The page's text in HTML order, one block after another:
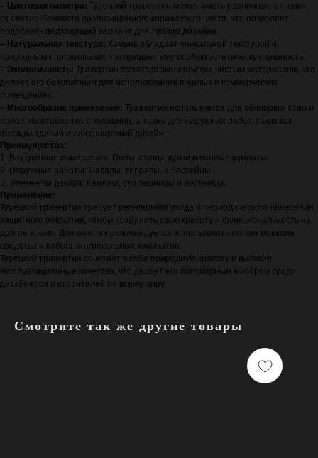
– Цветовая палитра: Турецкий травертин может иметь различные оттенки,
от светло-бежевого до насыщенного коричневого цвета, что позволяет
подобрать подходящий вариант для любого дизайна.
– Натуральная текстура: Камень обладает уникальной текстурой и
природными прожилками, что придает ему особую эстетическую ценность.
– Экологичность: Травертин является экологически чистым материалом, что
делает его безопасным для использования в жилых и коммерческих
помещениях.
– Многообразие применения: Травертин используется для облицовки стен и
полов, изготовления столешниц, а также для наружных работ, таких как
фасады зданий и ландшафтный дизайн.
Преимущества:
1. Внутренние помещения: Полы, стены, кухни и ванные комнаты.
2. Наружные работы: Фасады, террасы, и бассейны.
3. Элементы декора: Камины, столешницы и лестницы.
Применение:
Турецкий травертин требует регулярного ухода и периодического нанесения
защитного покрытия, чтобы сохранить свою красоту и функциональность на
долгое время. Для очистки рекомендуется использовать мягкие моющие
средства и избегать агрессивных химикатов.
Турецкий травертин сочетает в себе природную красоту и высокие
эксплуатационные качества, что делает его популярным выбором среди
дизайнеров и строителей по всему миру.
Смотрите так же другие товары